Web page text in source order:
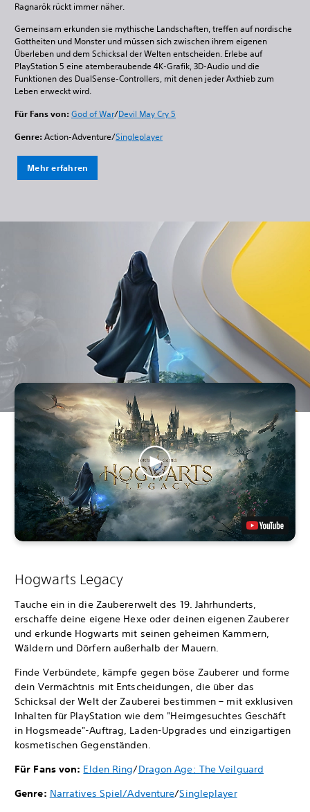
Ragnarök rückt immer näher.
Gemeinsam erkunden sie mythische Landschaften, treffen auf nordische
Gottheiten und Monster und müssen sich zwischen ihrem eigenen
Überleben und dem Schicksal der Welten entscheiden. Erlebe auf
PlayStation 5 eine atemberaubende 4K-Grafik, 3D-Audio und die
Funktionen des DualSense-Controllers, mit denen jeder Axthieb zum
Leben erweckt wird.
Für Fans von: God of War/Devil May Cry 5
Genre: Action-Adventure/Singleplayer
Mehr erfahren
Hogwarts Legacy
Tauche ein in die Zaubererwelt des 19. Jahrhunderts,
erschaffe deine eigene Hexe oder deinen eigenen Zauberer
und erkunde Hogwarts mit seinen geheimen Kammern,
Wäldern und Dörfern außerhalb der Mauern.
Finde Verbündete, kämpfe gegen böse Zauberer und forme
dein Vermächtnis mit Entscheidungen, die über das
Schicksal der Welt der Zauberei bestimmen – mit exklusiven
Inhalten für PlayStation wie dem "Heimgesuchtes Geschäft
in Hogsmeade"-Auftrag, Laden-Upgrades und einzigartigen
kosmetischen Gegenständen.
Für Fans von: Elden Ring/Dragon Age: The Veilguard
Genre: Narratives Spiel/Adventure/Singleplayer